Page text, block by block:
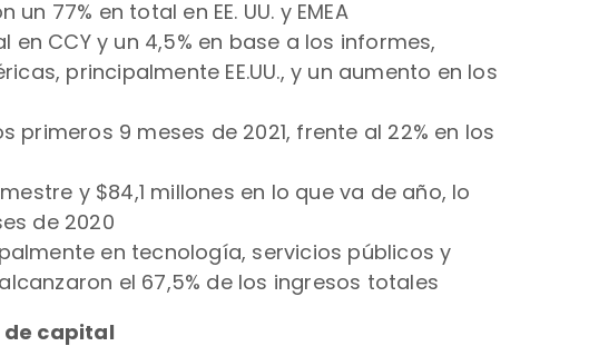
77% en total en EE. UU. y EMEA
CCY y un 4,5% en base a los informes,
principalmente EE.UU., y un aumento en los
9 meses de 2021, frente al 22% en los
y $84,1 millones en lo que va de año, lo
de 2020
en tecnología, servicios públicos y
el 67,5% de los ingresos totales
de capital